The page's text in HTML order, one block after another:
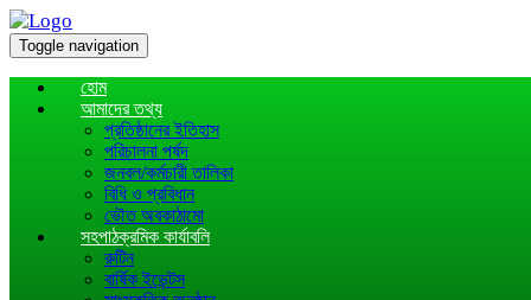
Toggle navigation
হোম
আমাদের তথ্য
প্রতিষ্ঠানের ইতিহাস
পরিচালনা পর্ষদ
জনবল/কর্মচারী তালিকা
বিধি ও প্রবিধান
ভৌত অবকাঠামো
সহপাঠক্রমিক কার্যাবলি
রুটিন
বার্ষিক ইভেন্টস